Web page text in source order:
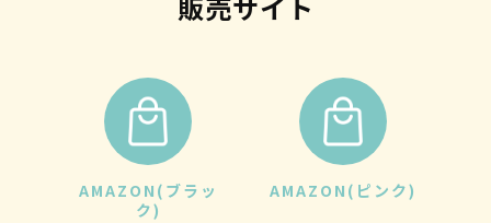
AMAZON(ブラッ
ク)
AMAZON(ピンク)